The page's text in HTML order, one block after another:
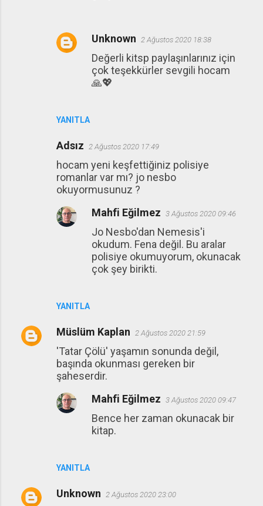
YANITLA
Unknown 2 Ağustos 2020 18:38
Değerli kitsp paylaşınlarınız için
çok teşekkürler sevgili hocam
🙏💖
Adsız 2 Ağustos 2020 17:49
hocam yeni keşfettiğiniz polisiye
romanlar var mı? jo nesbo
okuyormusunuz ?
YANITLA
Mahfi Eğilmez 3 Ağustos 2020 09:46
Jo Nesbo'dan Nemesis'i
okudum. Fena değil. Bu aralar
polisiye okumuyorum, okunacak
çok şey birikti.
Müslüm Kaplan 2 Ağustos 2020 21:59
'Tatar Çölü' yaşamın sonunda değil,
başında okunması gereken bir
şaheserdir.
YANITLA
Mahfi Eğilmez 3 Ağustos 2020 09:47
Bence her zaman okunacak bir
kitap.
Unknown 2 Ağustos 2020 23:00